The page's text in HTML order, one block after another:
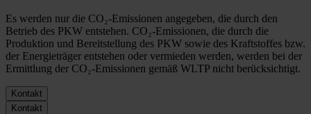
Es werden nur die CO₂-Emissionen angegeben, die durch den
Betrieb des PKW entstehen. CO₂-Emissionen, die durch die
Produktion und Bereitstellung des PKW sowie des Kraftstoffes bzw.
der Energieträger entstehen oder vermieden werden, werden bei der
Ermittlung der CO₂-Emissionen gemäß WLTP nicht berücksichtigt.
Kontakt
Kontakt